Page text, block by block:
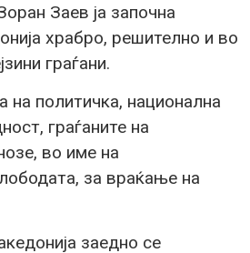
Заев ја започна
храбро, решително и во
граѓани.
на политичка, национална
граѓаните на
во име на
за враќање на
заедно се